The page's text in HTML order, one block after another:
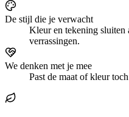
De stijl die je verwacht
Kleur en tekening sluiten
verrassingen.
We denken met je mee
Past de maat of kleur